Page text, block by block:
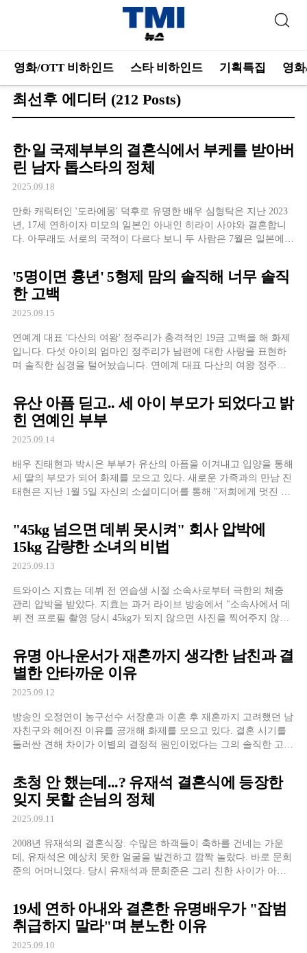
영화/OTT 비하인드 스타 비하인드 기획특집 영
최선후 에디터 (212 Posts)
한·일 국제부부의 결혼식에서 부케를 받아버
린 남자 톱스타의 정체
2025.09.18
만화 캐릭터인 '도라에몽' 덕후로 유명한 배우 심형탁은 지난 2023
년, 17세 연하이자 미모의 일본인 아내인 히라이 사야와 결혼합니
다. 아무래도 서로의 국적이 다르다 보니 두 사람은 7월은 일본에
는데요. 한국에서 진행된 결혼식에
'5명이면 흉년' 5형제 맘의 솔직해 너무 솔직
한 고백
2025.09.15
연예계 대표 '다산의 여왕' 정주리가 충격적인 19금 고백을 해 화제
입니다. 다섯 아이의 엄마인 정주리가 남편에 대한 사랑을 표현하
며 솔직한 심경을 털어놨습니다. 연예계 대표 다산의 여왕 정주리
병행하는 워킹맘의 대표적인 인물
유산 아픔 딛고.. 세 아이 부모가 되었다고 밝
힌 연예인 부부
2025.09.14
배우 진태현과 박시은 부부가 유산의 아픔을 이겨내고 입양을 통해
세 딸의 부모가 되어 화제를 모으고 있다. 새로운 가족과의 만남 진
태현은 지난 1월 5일 자신의 소셜미디어를 통해 "저희에게 멋진 양
호사 준비를 앞두고 있는 미래의
"45kg 넘으면 데뷔 못시켜" 회사 압박에
15kg 감량한 소녀의 비법
2025.09.13
트와이스 지효는 데뷔 전 연습생 시절 소속사로부터 극한의 체중
관리 압박을 받았다. 지효는 과거 라이브 방송에서 "소속사에서 데
뷔 전 프로필 촬영 당시 45kg가 되지 않으면 사진을 찍어주지 않겠
효는 특히 등산 다이어
유명 아나운서가 재혼까지 생각한 남친과 결
별한 안타까운 이유
2025.09.12
방송인 오정연이 농구선수 서장훈과 이혼 후 재혼까지 고려했던 남
자친구와 헤어진 이유를 공개해 화제를 모으고 있다. 결혼 시기를
둘러싼 견해 차이가 이별의 결정적 원인이었다는 그의 솔직한 고백
남자친구에 대해 처음으로 상세히
초청 안 했는데...? 유재석 결혼식에 등장한
잊지 못할 손님의 정체
2025.09.11
2008년 유재석의 결혼식장. 수많은 하객들이 축하를 건네는 가운
데, 유재석은 예상치 못한 얼굴을 발견하고 깜짝 놀랐다. 바로 문희
준의 어머니였다. 당시 유재석과 문희준은 그리 친한 사이가 아니
욱 감동적이었다. 문희준은
19세 연하 아내와 결혼한 유명배우가 "잡범
취급하지 말라"며 분노한 이유
2025.09.10